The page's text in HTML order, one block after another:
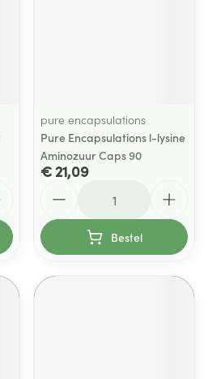
pure encapsulations
Pure Encapsulations l-lysine
Aminozuur Caps 90
€ 21,09
Bestel